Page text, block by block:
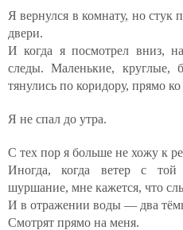
Я вернулся в комнату, но стук
двери.
И когда я посмотрел вниз,
следы. Маленькие, круглые,
тянулись по коридору, прямо
Я не спал до утра.
С тех пор я больше не хожу к
Иногда, когда ветер с той
шуршание, мне кажется, что
И в отражении воды — два
Смотрят прямо на меня.